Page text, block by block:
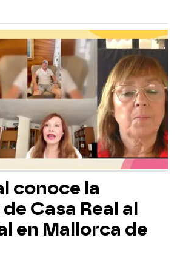
conoce la
Casa Real al
en Mallorca de